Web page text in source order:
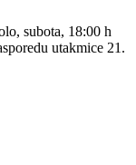
subota, 18:00 h
utakmice 21.